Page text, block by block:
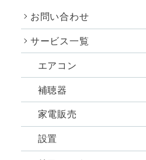
お問い合わせ
サービス一覧
エアコン
補聴器
家電販売
設置